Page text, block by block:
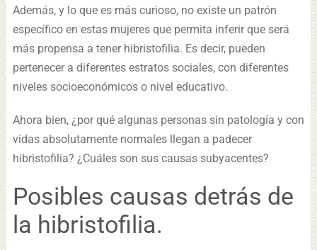
Además, y lo que es más curioso, no existe un patrón
específico en estas mujeres que permita inferir que será
más propensa a tener hibristofilia. Es decir, pueden
pertenecer a diferentes estratos sociales, con diferentes
niveles socioeconómicos o nivel educativo.
Ahora bien, ¿por qué algunas personas sin patología y con
vidas absolutamente normales llegan a padecer
hibristofilia? ¿Cuáles son sus causas subyacentes?
Posibles causas detrás de
la hibristofilia.